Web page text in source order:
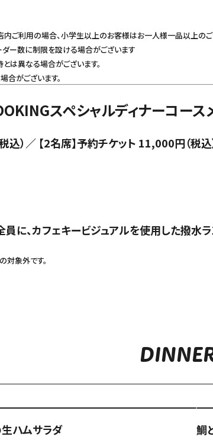
ご利用の場合、小学生以上のお客様はお一人様一品以上のご
ー数に制限を設ける場合がございます
は異なる場合がございます。
がございます。
スペシャルディナーコース
込）／ 【2名席】予約チケット 11,000円（税込
に、カフェキービジュアルを使用した撥水
対象外です。
ハムサラダ 鯛